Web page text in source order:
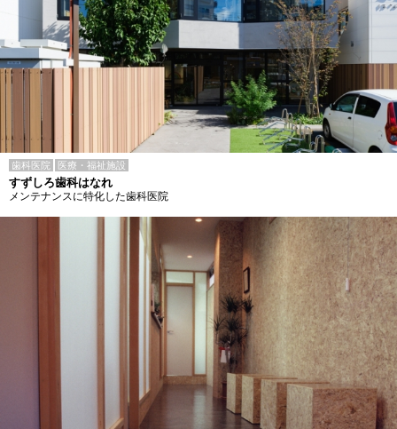
歯科医院 医療・福祉施設
すずしろ歯科はなれ
メンテナンスに特化した歯科医院